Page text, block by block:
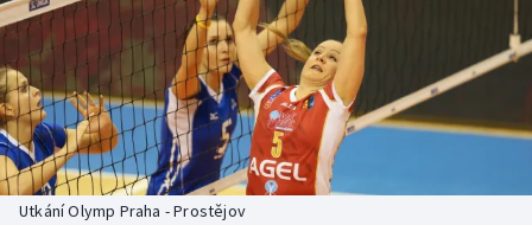
DALŠÍ SPORTY
Americký fotbal
Baseball a softbal
Basketbal
NEPŘEHLÉDNĚTE
Soutěže
Historické návraty
Utkání Olymp Praha - Prostějov